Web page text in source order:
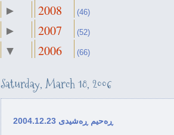
► 2008 (46)
► 2007 (52)
▼ 2006 (66)
► November
► October (3)
► September
Saturday, March 18, 2006
ڕه‌حیم ڕه‌شیدی 2004.12.23